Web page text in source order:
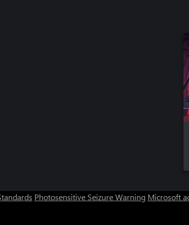
Photosensitive Seizure Warning Microsoft